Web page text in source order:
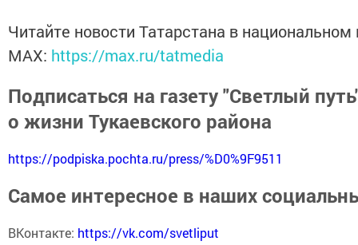
Читайте новости Татарстана в
MАХ: https://max.ru/tatmedia
Подписаться на газету "Светлый
о жизни Тукаевского района
https://podpiska.pochta.ru/press/%D0%9F9511
Самое интересное в наших
ВКонтакте: https://vk.com/svetliput